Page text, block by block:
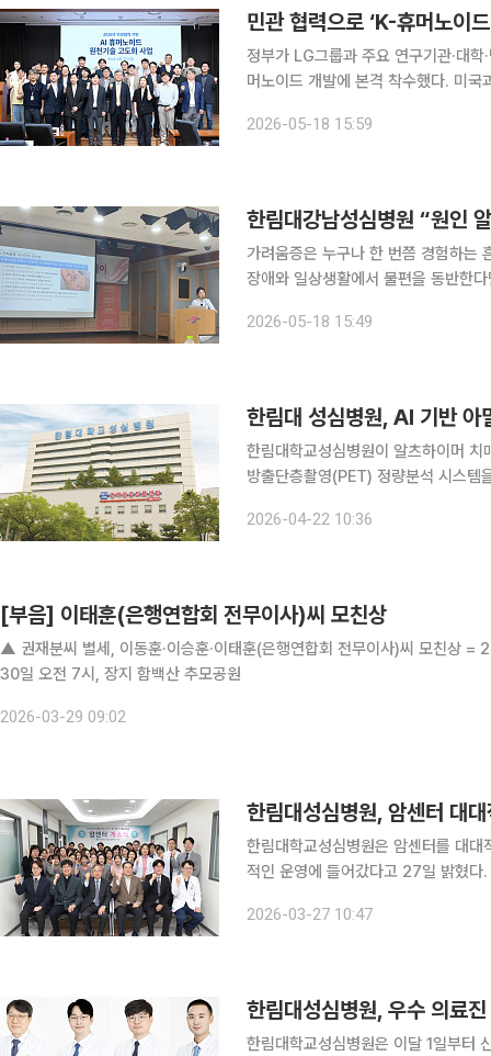
민관 협력으로 ‘K-휴머노이
정부가 LG그룹과 주요 연구기관·대
머노이드 개발에 본격 착수했다. 미국
기반 AI 휴머노이드 원천기술 고도화
2026-05-18 15:59
한림대강남성심병원 “원인
가려움증은 누구나 한 번쯤 경험하는
장애와 일상생활에서 불편을 동반한
2026-05-18 15:49
한림대 성심병원, AI 기반
한림대학교성심병원이 알츠하이머
방출단층촬영(PET) 정량분석 시스템을 구
질환이다. 환자 뇌에 베타 아밀로이
2026-04-22 10:36
[부음] 이태훈(은행연합회 전무이사)씨 모친상
▲ 권재분씨 별세, 이동훈·이승훈·이태훈(은행연합회 전무이사)씨 모친상 =
30일 오전 7시, 장지 함백산 추모공원
2026-03-29 09:02
한림대성심병원, 암센터 대
한림대학교성심병원은 암센터를 대
적인 운영에 들어갔다고 27일 밝혔다. 이번 암센터 확충은 진료과 간 협업 구조를 강화하기 위해 이
위해 추진됐다. 종양·혈액내과를 중심
2026-03-27 10:47
한림대학교성심병원은 이달 1일부터